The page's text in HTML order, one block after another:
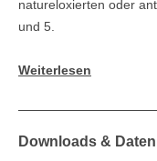
natureloxierten oder
und 5.
Weiterlesen
Downloads &